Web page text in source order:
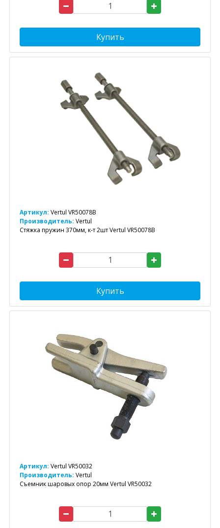
Купить
Артикул: Vertul VR50078B
Производитель: Vertul
Стяжка пружин 370мм, к-т 2шт Vertul VR50078B
Купить
Артикул: Vertul VR50032
Производитель: Vertul
Съемник шаровых опор 20мм Vertul VR50032